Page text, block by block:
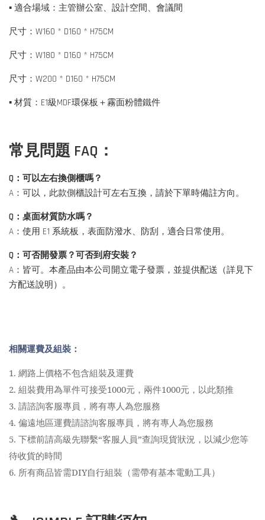
▪ 適合場域：主管辦公室、設計空間、會議間
尺寸：W160 * D160 * H75CM
尺寸：W180 * D160 * H75CM
尺寸：W200 * D160 * H75CM
▪ 材質：E1級MDF環保板＋霧面粉體鐵件
常見問題 FAQ：
Q：可以左右換側櫃嗎？
A：可以，此款側櫃設計可左右互換，請於下單時備註方向。
Q：桌面材質防水嗎？
A：使用 E1 系統板，表面防潑水、防刮，適合日常使用。
Q：可否開發票？可否到府安裝？
A：皆可。本產品由本公司開立電子發票，並提供配送（詳見下
方配送說明）。
相關運費及組裝：
1. 網路上價格不包含組裝及運費
2. 組裝費用為單件可接受1000元，兩件1000元，以此類推
3. 請諮詢客服專員，將有專人為您服務
4. 偏遠地區運費請諮詢客服專員，將有專人為您服務
5. 下標前請高級先聯繫“客服人員”查詢現貨狀況，以減少您等
待收貨的時間
6. 所有商品皆需DIY自行組裝（需帶有基本電動工具）